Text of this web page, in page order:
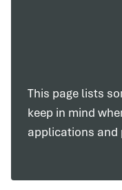
This page lists
keep in mind
applications and